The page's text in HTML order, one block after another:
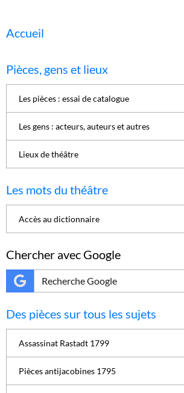
Accueil
Pièces, gens et lieux
Les pièces : essai de catalogue
Les gens : acteurs, auteurs et autres
Lieux de théâtre
Les mots du théâtre
Accès au dictionnaire
Chercher avec Google
Des pièces sur tous les sujets
Assassinat Rastadt 1799
Pièces antijacobines 1795